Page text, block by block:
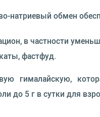
натриевый обмен
в частности
фастфуд.
до 5 г в сутки для